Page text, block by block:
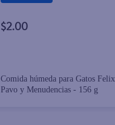
$2.00
Comida húmeda para Gatos
Pavo y Menudencias - 156 g